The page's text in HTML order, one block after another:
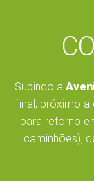
Subindo a
final, próximo a
para retorno
caminhões),